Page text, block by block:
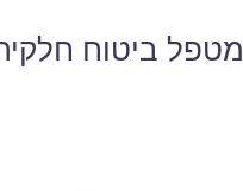
מטפל ביטוח